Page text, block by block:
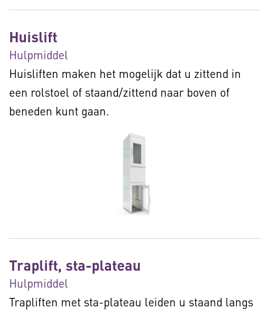
Huislift
Hulpmiddel
Huisliften maken het mogelijk dat u zittend in
een rolstoel of staand/zittend naar boven of
beneden kunt gaan.
Traplift, sta-plateau
Hulpmiddel
Trapliften met sta-plateau leiden u staand langs